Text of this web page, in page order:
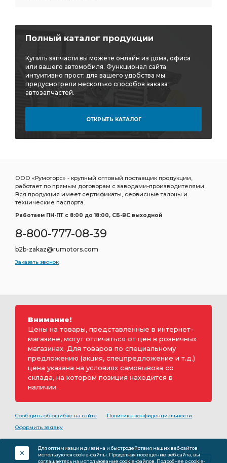
Полный каталог продукции
Купить запчасти вы можете онлайн из дома, офиса
или вашего автомобиля. Функционал сайта
интуитивно прост: для вашего удобства мы
предусмотрели несколько способов заказа
автозапчастей.
ОТКРЫТЬ КАТАЛОГ
ООО «Румоторс» - крупный оптовый поставщик продукции,
работает по прямым договорам с заводами-производителями.
Вся продукция имеет сертификаты, сервисные талоны и
технические паспорта.
Работаем ПН-ПТ c 8:00 до 18:00, СБ-ВС выходной
8-800-777-08-39
b2b-zakaz@rumotors.com
Заказать звонок
Внимание!
Цены на товары, представленные в интернет-
магазине, могут отличаться от цен в розничных
магазинах. Для товаров по специальному
предложению (акция, спецпредложение и т.д.)
цена указана на условиях самовывоза со
склада, на котором позиция находится в
наличии.
Сообщить об ошибке на сайте
Политика конфиденциальности
Оформить заявку
обозначением ООО «РуМоторс». Все права на
разработку принадлежат ООО «Румоторс». Не является
Для оптимизации дизайна и быстродействия наших веб-сайтов
используются cookie-файлы. Продолжая посещение веб-сайта, вы
соглашаетесь на использование cookie-файлов. Подробнее о cookie-